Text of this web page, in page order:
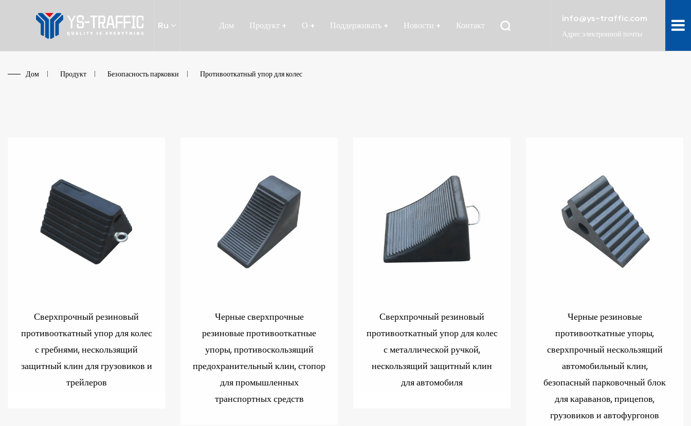
Ru Дом Продукт + О + Поддерживать + Новости + Контакт
info@ys-traffic.com
Адрес электронной почты
Дом Продукт Безопасность парковки Противооткатный упор для колес
Сверхпрочный резиновый
противооткатный упор для колес
с гребнями, нескользящий
защитный клин для грузовиков и
трейлеров
Черные сверхпрочные
резиновые противооткатные
упоры, противоскользящий
предохранительный клин, стопор
для промышленных
транспортных средств
Сверхпрочный резиновый
противооткатный упор для колес
с металлической ручкой,
нескользящий защитный клин
для автомобиля
Черные резиновые
противооткатные упоры,
сверхпрочный нескользящий
автомобильный клин,
безопасный парковочный блок
для караванов, прицепов,
грузовиков и автофургонов